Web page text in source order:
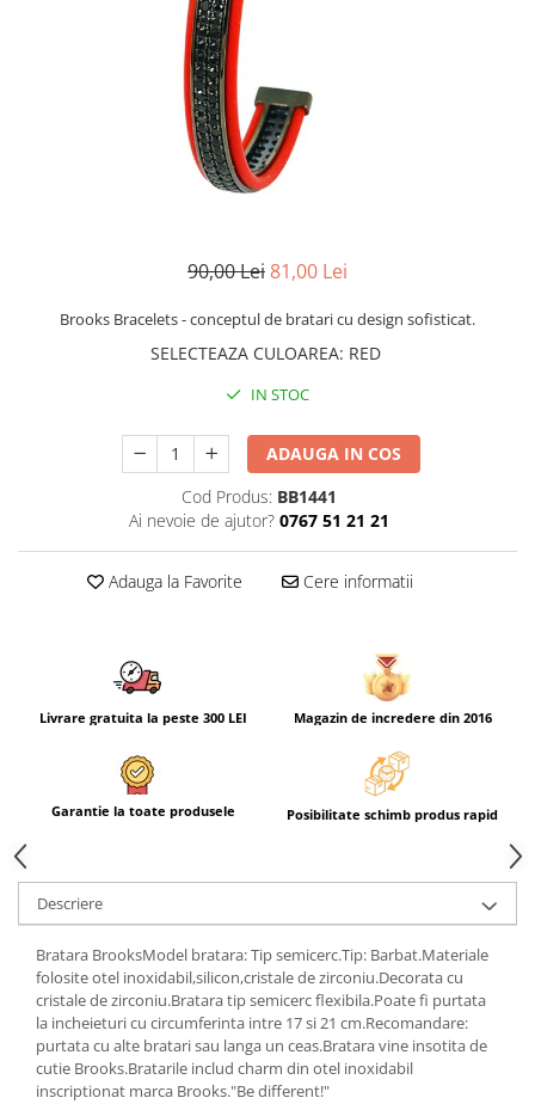
90,00 Lei81,00 Lei
Brooks Bracelets - conceptul de bratari cu design sofisticat.
SELECTEAZA CULOAREA: RED
IN STOC
ADAUGA IN COS
Cod Produs: BB1441
Ai nevoie de ajutor? 0767 51 21 21
Adauga la Favorite Cere informatii
Livrare gratuita la peste 300 LEI Magazin de incredere din 2016
Garantie la toate produsele Posibilitate schimb produs rapid
Descriere
Bratara BrooksModel bratara: Tip semicerc.Tip: Barbat.Materiale
folosite otel inoxidabil,silicon,cristale de zirconiu.Decorata cu
cristale de zirconiu.Bratara tip semicerc flexibila.Poate fi purtata
la incheieturi cu circumferinta intre 17 si 21 cm.Recomandare:
purtata cu alte bratari sau langa un ceas.Bratara vine insotita de
cutie Brooks.Bratarile includ charm din otel inoxidabil
inscriptionat marca Brooks."Be different!"